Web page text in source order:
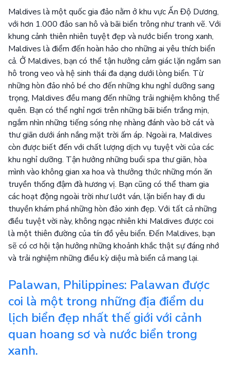
Maldives là một quốc gia đảo nằm ở khu vực Ấn Độ Dương,
với hơn 1.000 đảo san hô và bãi biển trông như tranh vẽ. Với
khung cảnh thiên nhiên tuyệt đẹp và nước biển trong xanh,
Maldives là điểm đến hoàn hảo cho những ai yêu thích biển
cả. Ở Maldives, bạn có thể tận hưởng cảm giác lặn ngắm san
hô trong veo và hệ sinh thái đa dạng dưới lòng biển. Từ
những hòn đảo nhỏ bé cho đến những khu nghỉ dưỡng sang
trọng, Maldives đều mang đến những trải nghiệm không thể
quên. Bạn có thể nghỉ ngơi trên những bãi biển trắng mịn,
ngắm nhìn những tiếng sóng nhẹ nhàng đánh vào bờ cát và
thư giãn dưới ánh nắng mặt trời ấm áp. Ngoài ra, Maldives
còn được biết đến với chất lượng dịch vụ tuyệt vời của các
khu nghỉ dưỡng. Tận hưởng những buổi spa thư giãn, hòa
mình vào không gian xa hoa và thưởng thức những món ăn
truyền thống đậm đà hương vị. Bạn cũng có thể tham gia
các hoạt động ngoài trời như lướt ván, lặn biển hay đi du
thuyền khám phá những hòn đảo xinh đẹp. Với tất cả những
điều tuyệt vời này, không ngạc nhiên khi Maldives được coi
là một thiên đường của tín đồ yêu biển. Đến Maldives, bạn
sẽ có cơ hội tận hưởng những khoảnh khắc thật sự đáng nhớ
và trải nghiệm những điều kỳ diệu mà biển cả mang lại.
Palawan, Philippines: Palawan được
coi là một trong những địa điểm du
lịch biển đẹp nhất thế giới với cảnh
quan hoang sơ và nước biển trong
xanh.